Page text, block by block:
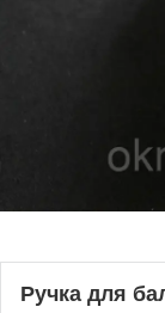
Ручка для